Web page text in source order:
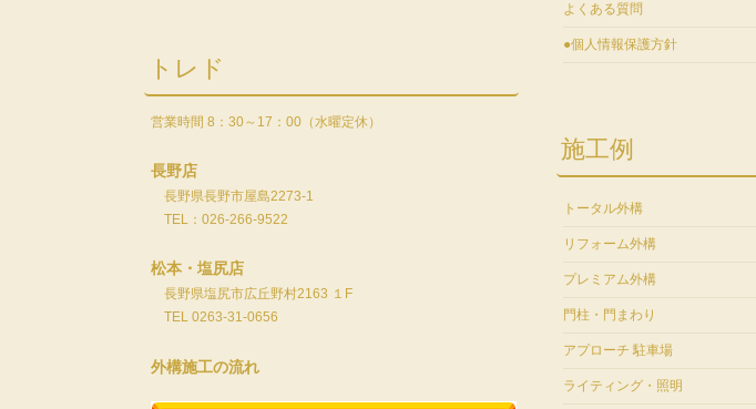
トレド
営業時間 8：30～17：00（水曜定休）
長野店
長野県長野市屋島2273-1
TEL：026-266-9522
松本・塩尻店
長野県塩尻市広丘野村2163 １F
TEL 0263-31-0656
外構施工の流れ
よくある質問
●個人情報保護方針
施工例
トータル外構
リフォーム外構
プレミアム外構
門柱・門まわり
アプローチ 駐車場
ライティング・照明